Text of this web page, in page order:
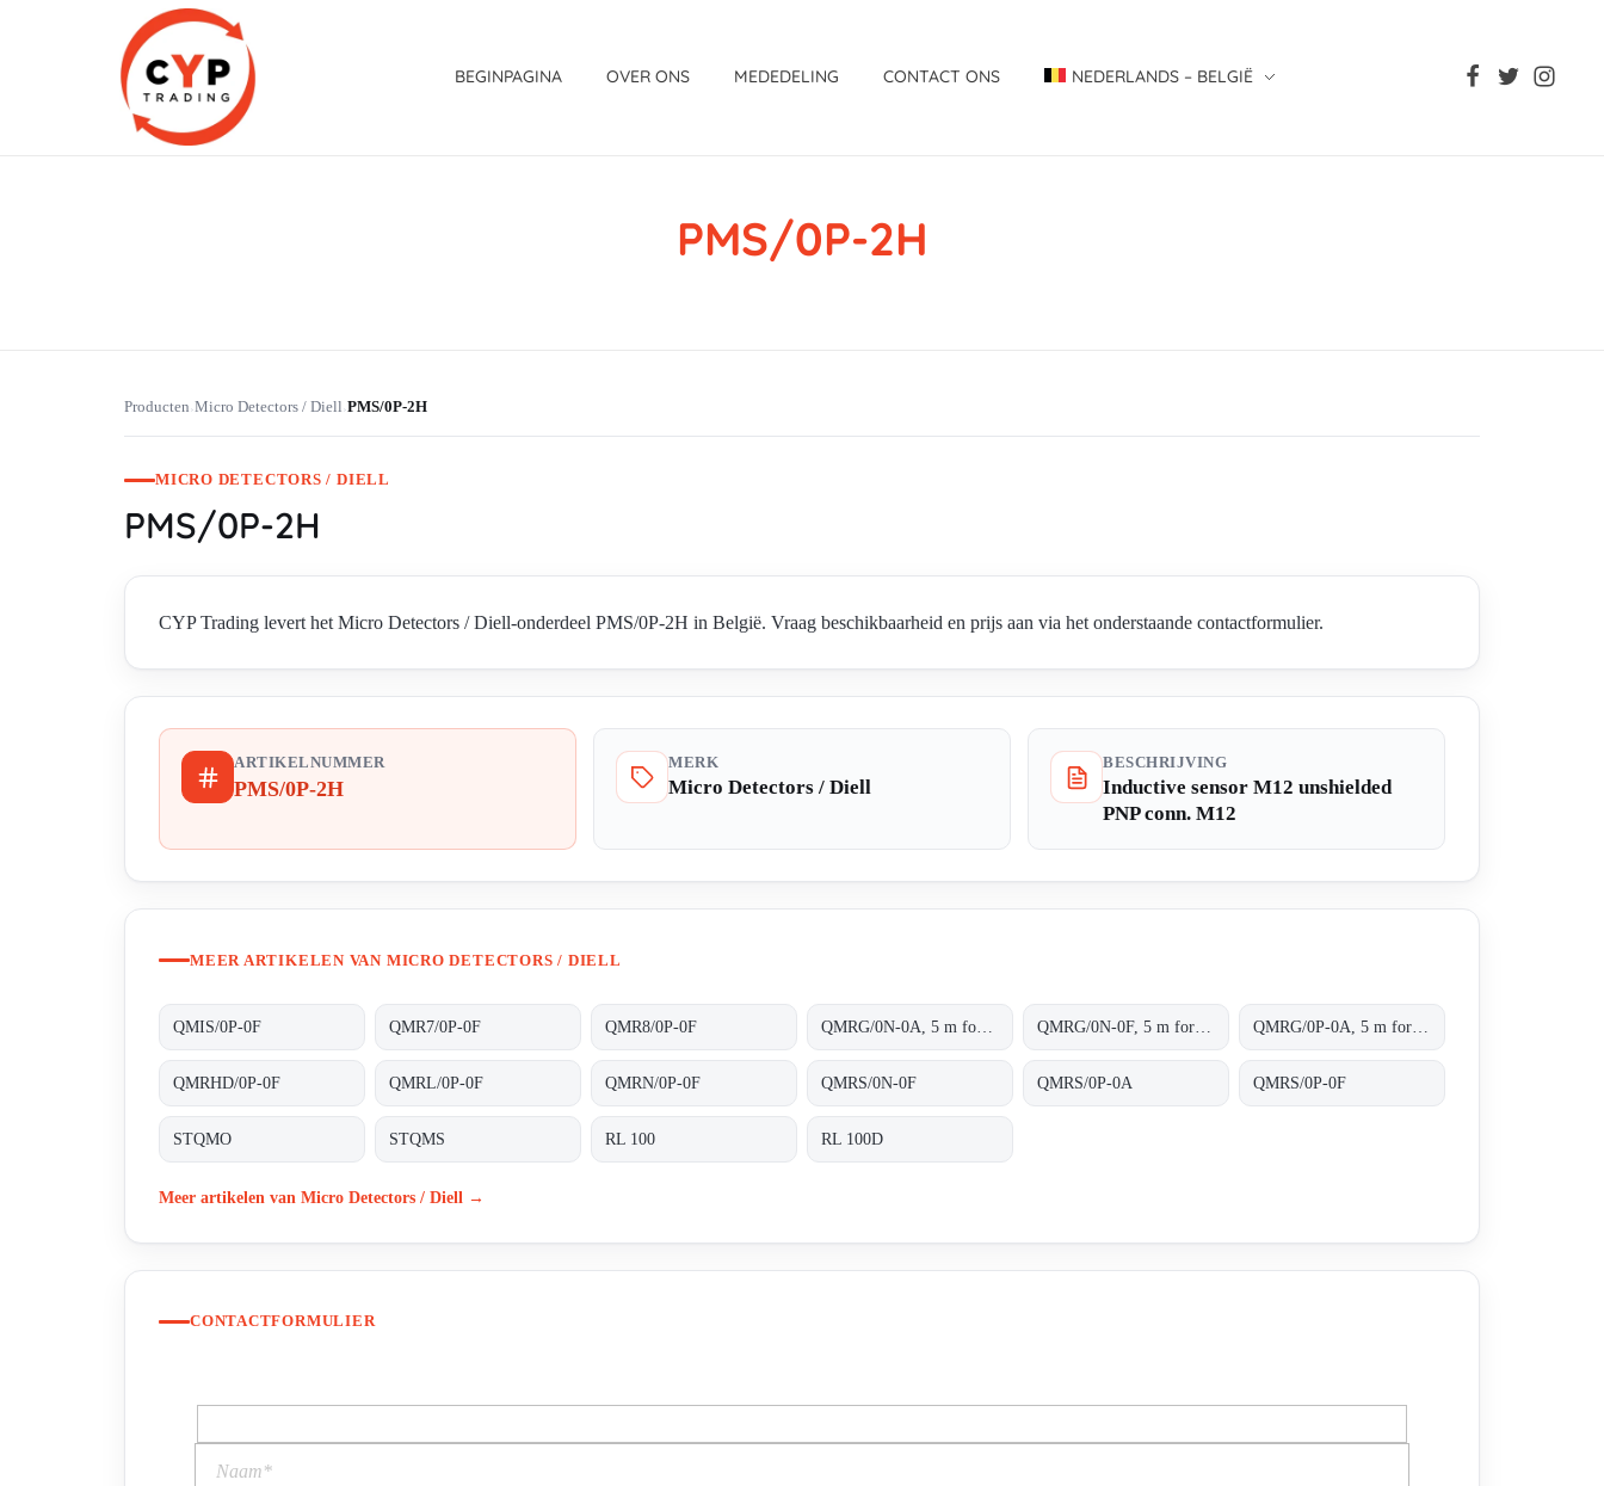
BEGINPAGINA OVER ONS MEDEDELING CONTACT ONS NEDERLANDS – BELGIË
PMS/0P-2H
Producten›Micro Detectors / Diell›PMS/0P-2H
MICRO DETECTORS / DIELL
PMS/0P-2H
CYP Trading levert het Micro Detectors / Diell-onderdeel PMS/0P-2H in België. Vraag beschikbaarheid en prijs aan via het onderstaande contactformulier.
ARTIKELNUMMER
PMS/0P-2H
MERK
Micro Detectors / Diell
BESCHRIJVING
Inductive sensor M12 unshielded
PNP conn. M12
MEER ARTIKELEN VAN MICRO DETECTORS / DIELL
QMIS/0P-0F QMR7/0P-0F QMR8/0P-0F
QMRHD/0P-0F QMRL/0P-0F QMRN/0P-0F QMRS/0N-0F QMRS/0P-0A QMRS/0P-0F
STQMO STQMS RL 100 RL 100D
Meer artikelen van Micro Detectors / Diell →
CONTACTFORMULIER